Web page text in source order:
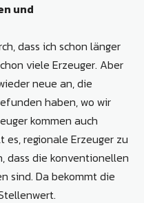
und
dass ich schon länger
viele Erzeuger. Aber
neue an, die
haben, wo wir
kommen auch
regionale Erzeuger zu
dass die konventionellen
sind. Da bekommt die